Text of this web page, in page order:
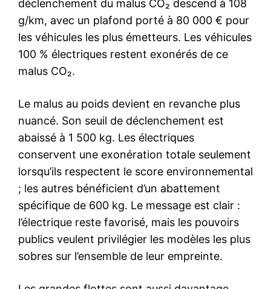
déclenchement du malus CO₂ descend à 108
g/km, avec un plafond porté à 80 000 € pour
les véhicules les plus émetteurs. Les véhicules
100 % électriques restent exonérés de ce
malus CO₂.
Le malus au poids devient en revanche plus
nuancé. Son seuil de déclenchement est
abaissé à 1 500 kg. Les électriques
conservent une exonération totale seulement
lorsqu’ils respectent le score environnemental
; les autres bénéficient d’un abattement
spécifique de 600 kg. Le message est clair :
l’électrique reste favorisé, mais les pouvoirs
publics veulent privilégier les modèles les plus
sobres sur l’ensemble de leur empreinte.